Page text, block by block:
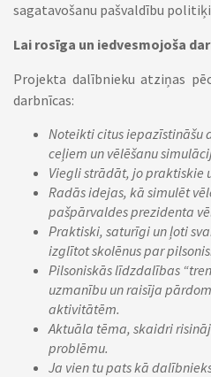
sagatavošanu pašvaldību
Lai rosīga un iedvesmojoša
Projekta dalībnieku atziņas
darbnīcas:
Noteikti citus iepazīstināšu
ceļiem un vēlēšanu
Viegli strādāt, jo praktiskie
Radās idejas, kā simulēt
pašpārvaldes prezidenta
Praktiski, saturīgi un ļoti
izglītot skolēnus par
Pilsoniskās līdzdalības
uzmanību un raisīja
aktivitātēm.
Aktuāla tēma, skaidri
problēmu.
Ja vien tu pats kā